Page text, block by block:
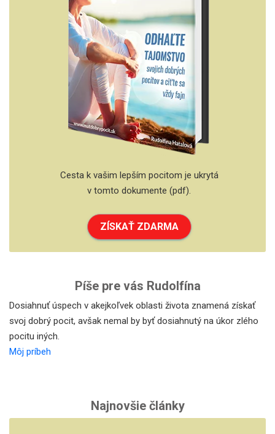
Cesta k vašim lepším pocitom je ukrytá
v tomto dokumente (pdf).
ZÍSKAŤ ZDARMA
Píše pre vás Rudolfína
Dosiahnuť úspech v akejkoľvek oblasti života znamená získať
svoj dobrý pocit, avšak nemal by byť dosiahnutý na úkor zlého
pocitu iných.
Môj príbeh
Najnovšie články